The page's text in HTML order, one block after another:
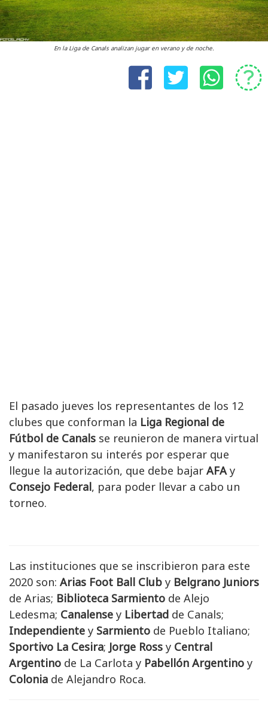
En la Liga de Canals analizan jugar en verano y de noche.
El pasado jueves los representantes de los 12
clubes que conforman la Liga Regional de
Fútbol de Canals se reunieron de manera virtual
y manifestaron su interés por esperar que
llegue la autorización, que debe bajar AFAy
Consejo Federal, para poder llevar a cabo un
torneo.
Las instituciones que se inscribieron para este
2020 son: Arias Foot Ball Club y Belgrano Juniors
de Arias; Biblioteca Sarmiento de Alejo
Ledesma; Canalense y Libertad de Canals;
Independiente y Sarmiento de Pueblo Italiano;
Sportivo La Cesira; Jorge Ross y Central
Argentino de La Carlota y Pabellón Argentino y
Colonia de Alejandro Roca.